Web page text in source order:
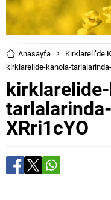
Anasayfa
Kırklareli’de
kirklarelide-kanola-
XRri1cYO